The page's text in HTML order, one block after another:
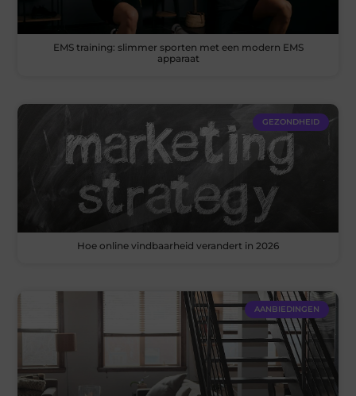
EMS training: slimmer sporten met een modern EMS
apparaat
GEZONDHEID
Hoe online vindbaarheid verandert in 2026
AANBIEDINGEN